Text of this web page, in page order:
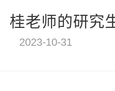
桂老师的研究
2023-10-31